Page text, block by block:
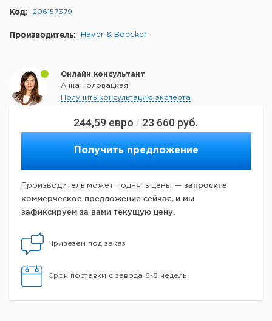
244,59 евро / 23 660 руб.
Получить предложение
Производитель может поднять цены — запросите
коммерческое предложение сейчас, и мы
зафиксируем за вами текущую цену.
Привезем под заказ
Срок поставки с завода 6-8 недель
Код: 206157379
Производитель: Haver & Boecker
Онлайн консультант
Анна Головацкая
Получить консультацию эксперта